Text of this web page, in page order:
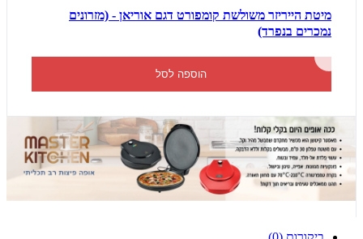
מיטת הייריזר משולשת קומפורט דגם אוריאן - (מזרונים
נמכרים בנפרד)
הוספה לסל